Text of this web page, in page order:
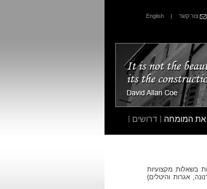
צור קשר |
English
המומחה דרושים
בשאלות מקצועיות
אגרות והיטלים)